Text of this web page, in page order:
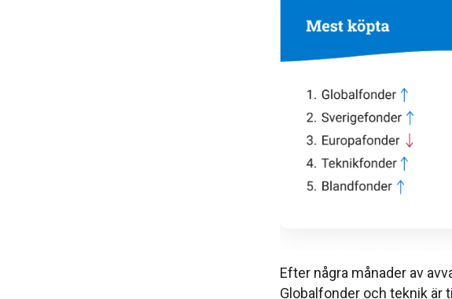
Efter några månader av
Globalfonder och teknik är